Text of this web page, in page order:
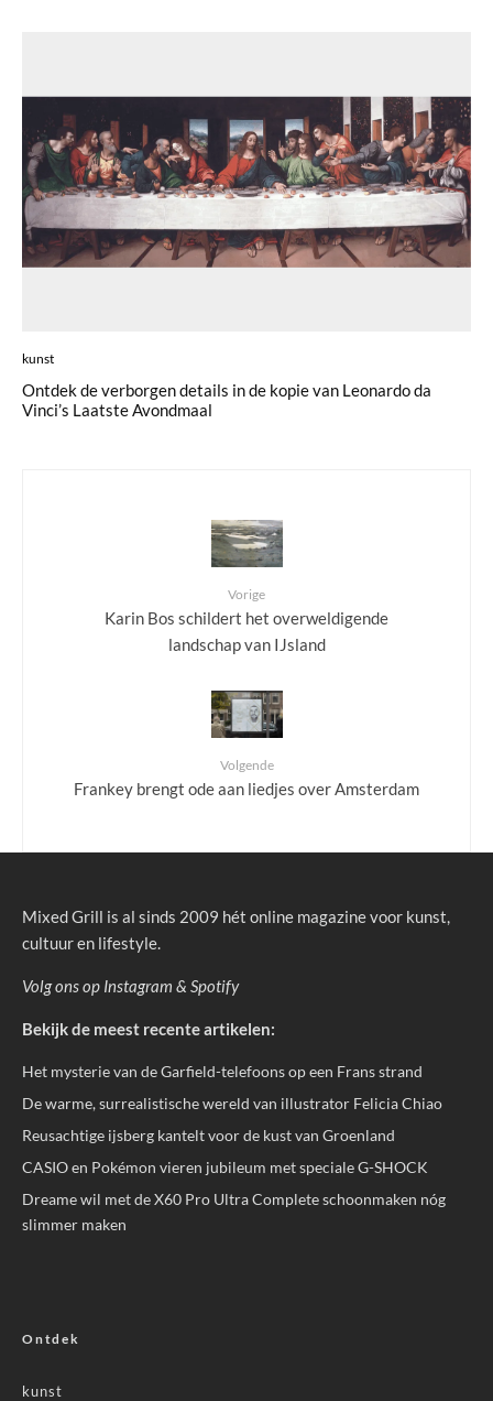
kunst
Ontdek de verborgen details in de kopie van Leonardo da
Vinci’s Laatste Avondmaal
Vorige
Karin Bos schildert het overweldigende
landschap van IJsland
Volgende
Frankey brengt ode aan liedjes over Amsterdam
Mixed Grill is al sinds 2009 hét online magazine voor kunst,
cultuur en lifestyle.
Volg ons op Instagram & Spotify
Bekijk de meest recente artikelen:
Het mysterie van de Garfield-telefoons op een Frans strand
De warme, surrealistische wereld van illustrator Felicia Chiao
Reusachtige ijsberg kantelt voor de kust van Groenland
CASIO en Pokémon vieren jubileum met speciale G-SHOCK
Dreame wil met de X60 Pro Ultra Complete schoonmaken nóg
slimmer maken
Ontdek
kunst